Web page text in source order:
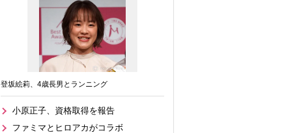
登坂絵莉、4歳長男とランニング
小原正子、資格取得を報告
ファミマとヒロアカがコラボ